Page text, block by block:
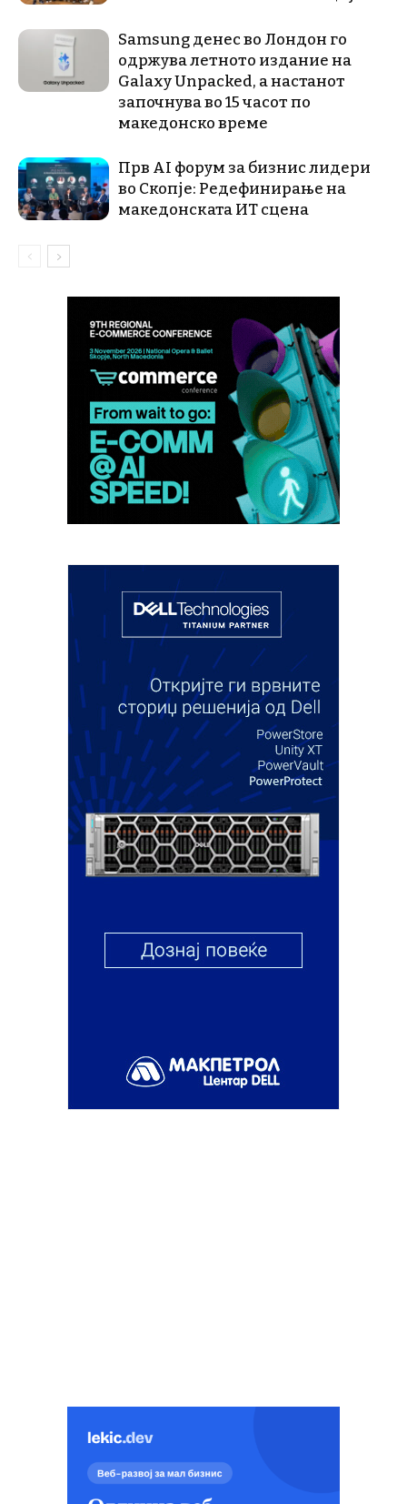
Samsung денес во Лондон го
одржува летното издание на
Galaxy Unpacked, a настанот
започнува во 15 часот по
македонско време
Прв AI форум за бизнис лидери
во Скопје: Редефинирање на
македонската ИТ сцена